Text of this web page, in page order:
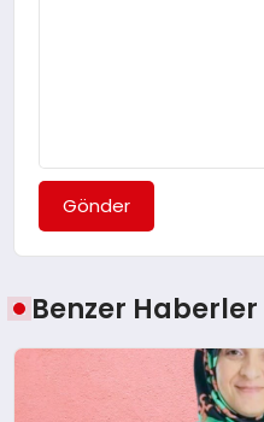
Gönder
Benzer Haberler